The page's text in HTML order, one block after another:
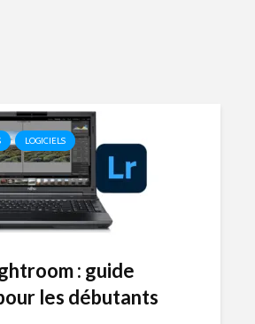
LOGICIELS
: guide
les débutants